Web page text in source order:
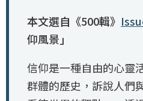
本文選自《500輯》
仰風景」
信仰是一種自由的心靈
群體的歷史，訴說人們